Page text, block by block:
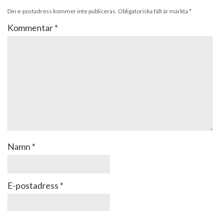
Din e-postadress kommer inte publiceras. Obligatoriska fält är märkta *
Kommentar*
Namn *
E-postadress *